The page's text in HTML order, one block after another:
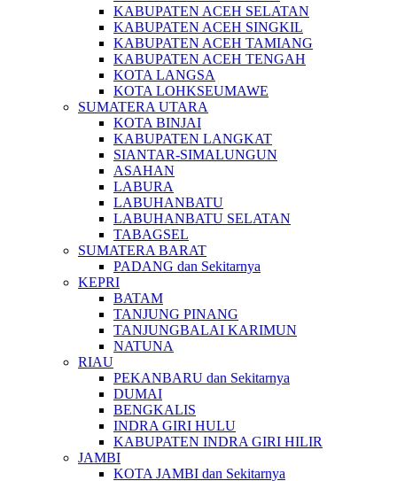
KABUPATEN ACEH SELATAN
KABUPATEN ACEH SINGKIL
KABUPATEN ACEH TAMIANG
KABUPATEN ACEH TENGAH
KOTA LANGSA
KOTA LOHKSEUMAWE
SUMATERA UTARA
KOTA BINJAI
KABUPATEN LANGKAT
SIANTAR-SIMALUNGUN
ASAHAN
LABURA
LABUHANBATU
LABUHANBATU SELATAN
TABAGSEL
SUMATERA BARAT
PADANG dan Sekitarnya
KEPRI
BATAM
TANJUNG PINANG
TANJUNGBALAI KARIMUN
NATUNA
RIAU
PEKANBARU dan Sekitarnya
DUMAI
BENGKALIS
INDRA GIRI HULU
KABUPATEN INDRA GIRI HILIR
JAMBI
KOTA JAMBI dan Sekitarnya